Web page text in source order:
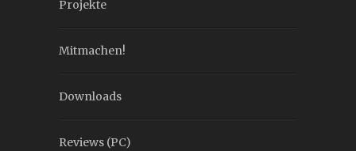
Projekte
Mitmachen!
Downloads
Reviews (PC)